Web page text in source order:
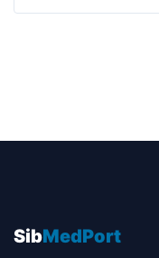
SibMedPort